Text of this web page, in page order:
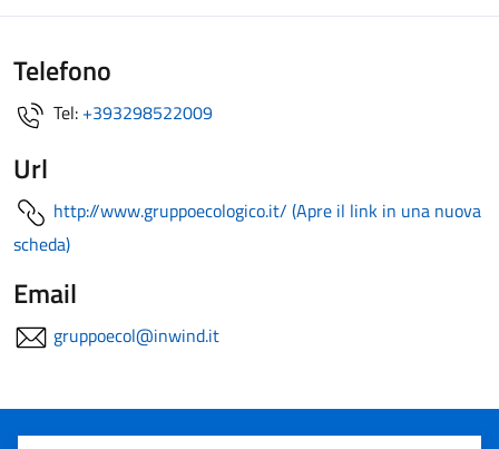
Telefono
Tel: +393298522009
Url
http://www.gruppoecologico.it/ (Apre il link in una nuova
scheda)
Email
gruppoecol@inwind.it